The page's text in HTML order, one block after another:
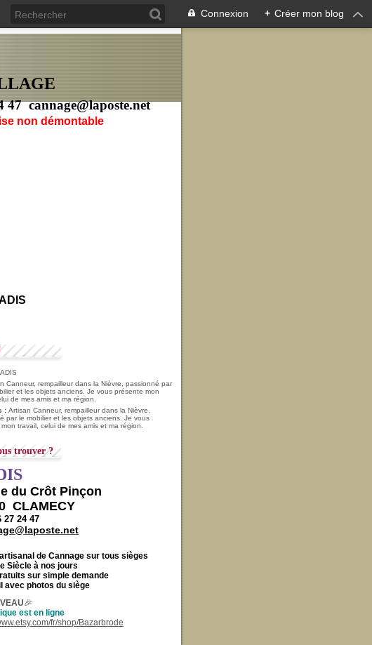
Connexion + Créer mon blog
cannage@laposte.net
: Artisan Canneur, rempailleur dans la Nièvre,
par le mobilier et les objets anciens. Je vous
travail, celui de mes amis et ma région.
trouver ?
du Crôt Pinçon
CLAMECY
27 24 47
de Cannage sur tous sièges
Siècle à nos jours
sur simple demande
avec photos du siège
🎉
est en ligne
fr/shop/Bazarbrode